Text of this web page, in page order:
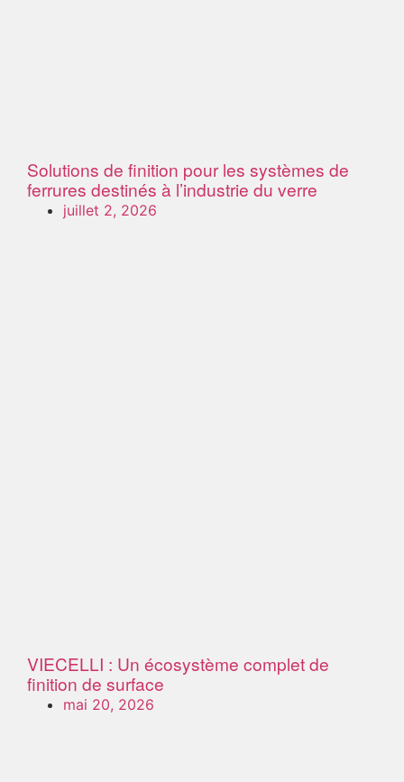
Solutions de finition pour les systèmes de
ferrures destinés à l’industrie du verre
juillet 2, 2026
VIECELLI : Un écosystème complet de
finition de surface
mai 20, 2026